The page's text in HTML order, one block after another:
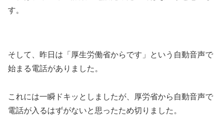
す。
そして、昨日は「厚生労働省からです」という自動音声で
始まる電話がありました。
これには一瞬ドキッとしましたが、厚労省から自動音声で
電話が入るはずがないと思ったため切りました。